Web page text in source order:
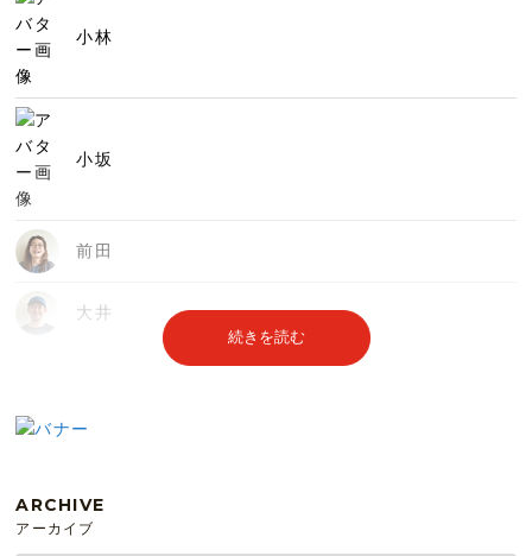
小林
小坂
前田
大井
続きを読む
ARCHIVE
アーカイブ